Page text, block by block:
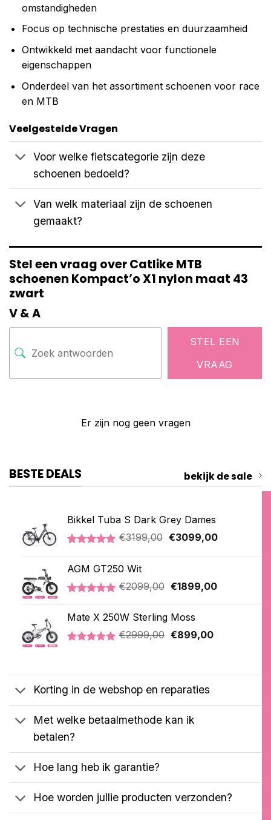
omstandigheden
Focus op technische prestaties en duurzaamheid
Ontwikkeld met aandacht voor functionele
eigenschappen
Onderdeel van het assortiment schoenen voor race
en MTB
Veelgestelde Vragen
Voor welke fietscategorie zijn deze
schoenen bedoeld?
Van welk materiaal zijn de schoenen
gemaakt?
Stel een vraag over Catlike MTB
schoenen Kompact’o X1 nylon maat 43
zwart
V & A
STEL EEN
VRAAG
Er zijn nog geen vragen
BESTE DEALS bekijk de sale
Bikkel Tuba S Dark Grey Dames
gebaseerd
op
klantbeoordeling
€3199,00 Oorspronkelijke
€3099,00Huidige
AGM GT250 Wit
5.00
op 5
gebaseerd
op
klantbeoordeling
€2099,00 Oorspronkelijke
€2099,00.
€1899,00Huidige
Mate X 250W Sterling Moss
klantbeoordelingen
€2999,00 Oorspronkelijke
€899,00Huidige
Korting in de webshop en reparaties
Met welke betaalmethode kan ik
betalen?
Hoe lang heb ik garantie?
Hoe worden jullie producten verzonden?